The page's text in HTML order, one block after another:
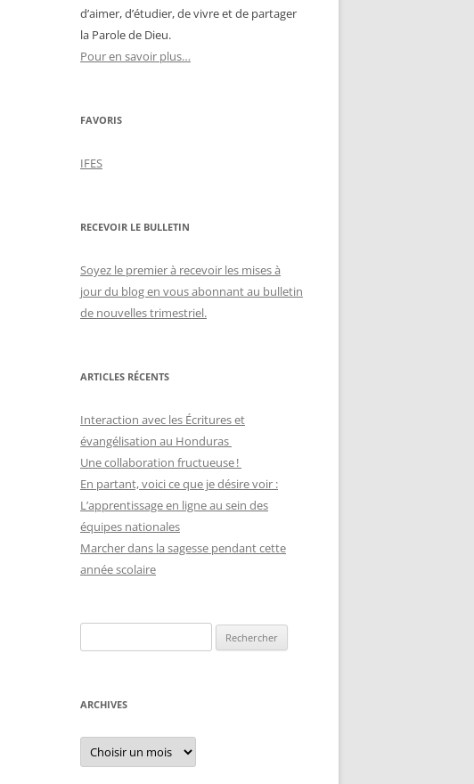
d’aimer, d’étudier, de vivre et de partager
la Parole de Dieu.
Pour en savoir plus…
FAVORIS
IFES
RECEVOIR LE BULLETIN
Soyez le premier à recevoir les mises à
jour du blog en vous abonnant au bulletin
de nouvelles trimestriel.
ARTICLES RÉCENTS
Interaction avec les Écritures et
évangélisation au Honduras
Une collaboration fructueuse !
En partant, voici ce que je désire voir :
L’apprentissage en ligne au sein des
équipes nationales
Marcher dans la sagesse pendant cette
année scolaire
pour :
ARCHIVES
Archives